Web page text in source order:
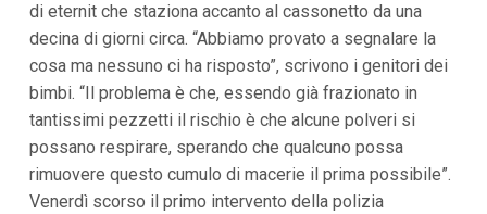
n
i
p
a
l
i
a
i
a
di eternit che staziona accanto al cassonetto da una
decina di giorni circa. “Abbiamo provato a segnalare la
cosa ma nessuno ci ha risposto”, scrivono i genitori dei
bimbi. “Il problema è che, essendo già frazionato in
tantissimi pezzetti il rischio è che alcune polveri si
possano respirare, sperando che qualcuno possa
rimuovere questo cumulo di macerie il prima possibile”.
Venerdì scorso il primo intervento della polizia